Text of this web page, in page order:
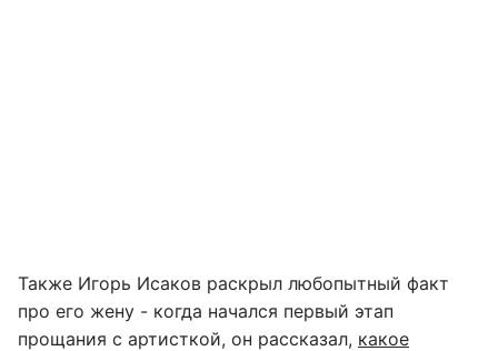
Также Игорь Исаков раскрыл любопытный факт
про его жену - когда начался первый этап
прощания с артисткой, он рассказал, какое